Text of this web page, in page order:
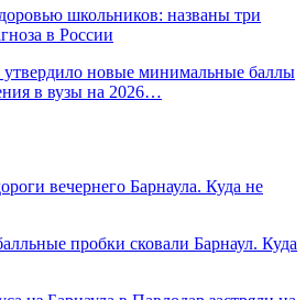
школьников: названы три
в России
новые минимальные баллы
в вузы на 2026…
вечернего Барнаула. Куда не
пробки сковали Барнаул. Куда